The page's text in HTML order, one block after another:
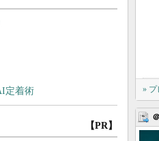
【PR】
»